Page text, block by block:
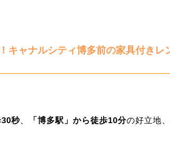
キャナルシティ博多前の家具付きレ
秒、 「博多駅」から徒歩10分の好立地